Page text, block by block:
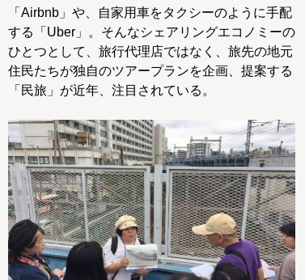
「Airbnb」や、自家用車をタクシーのように手配
する「Uber」。そんなシェアリングエコノミーの
ひとつとして、旅行代理店ではなく、旅先の地元
住民たちが独自のツアープランを企画、提案する
「民旅」が近年、注目されている。